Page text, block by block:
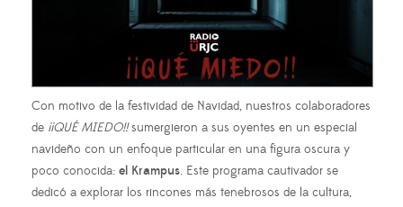
Con motivo de la festividad de Navidad, nuestros colaboradores
de ¡¡QUÉ MIEDO!!sumergieron a sus oyentes en un especial
navideño con un enfoque particular en una figura oscura y
poco conocida: el Krampus. Este programa cautivador se
dedicó a explorar los rincones más tenebrosos de la cultura,